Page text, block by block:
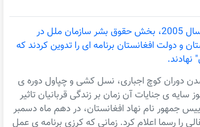
کابل پرس: پس از چند سال تاخير، در ماه جون سال 2005، بخش حقوق بشر سازمان ملل در
و دولت افغانستان برنامه ای را تدوين کردند که
نهادند.
دوران کوچ اجباری، نسل کشی و چپاول دوره ی
سایه ی جنايات آن زمان بر زندگی قربانيان تاثير
جمهور نام نهاد افغانستان، در دهم ماه دسمبر
را رسما اعلام کرد. زمانی که کرزی برنامه ی عمل